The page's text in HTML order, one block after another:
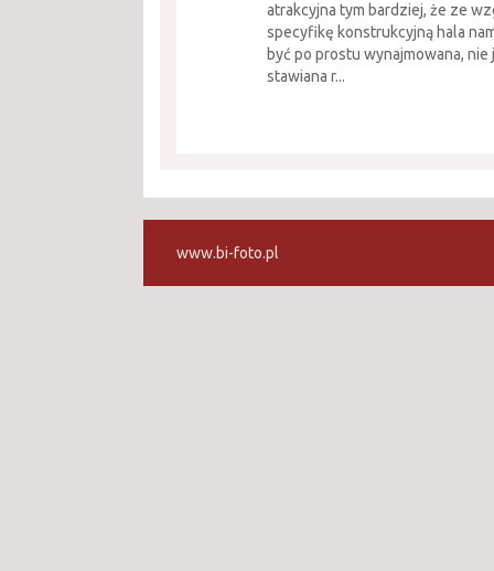
atrakcyjna tym bardziej, że ze
specyfikę konstrukcyjną hala
być po prostu wynajmowana,
stawiana r...
www.bi-foto.pl